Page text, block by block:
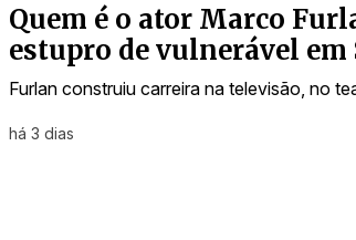
Quem é o ator Marco
estupro de vulnerável em
Furlan construiu carreira na televisão, no
há 3 dias